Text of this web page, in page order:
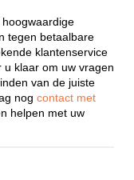
tegen betaalbare
klantenservice
u klaar om uw vragen
van de juiste
nog contact met
helpen met uw